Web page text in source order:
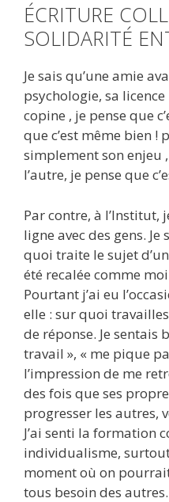
ÉCRITURE
SOLIDARITÉ
Je sais qu’une amie
psychologie, sa
copine , je pense que
que c’est même bien !
simplement son enjeu
l’autre, je pense que
Par contre, à l’Institut,
ligne avec des gens.
quoi traite le sujet
été recalée comme
Pourtant j’ai eu
elle : sur quoi
de réponse. Je sentais
travail », « me pique
l’impression de me
des fois que ses
progresser les autres,
J’ai senti la formation
individualisme,
moment où on
tous besoin des autres.